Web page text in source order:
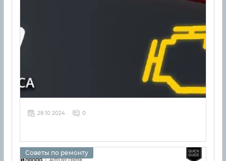
28 10 2024 0
Советы по ремонту